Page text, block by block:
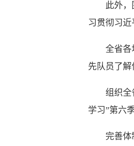
此外，围
习贯彻习
全省各地
先队员了解
组织全省
学习”第六
完善体制